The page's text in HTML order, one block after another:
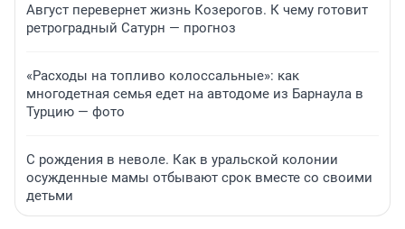
Август перевернет жизнь Козерогов. К чему готовит
ретроградный Сатурн — прогноз
«Расходы на топливо колоссальные»: как
многодетная семья едет на автодоме из Барнаула в
Турцию — фото
С рождения в неволе. Как в уральской колонии
осужденные мамы отбывают срок вместе со своими
детьми